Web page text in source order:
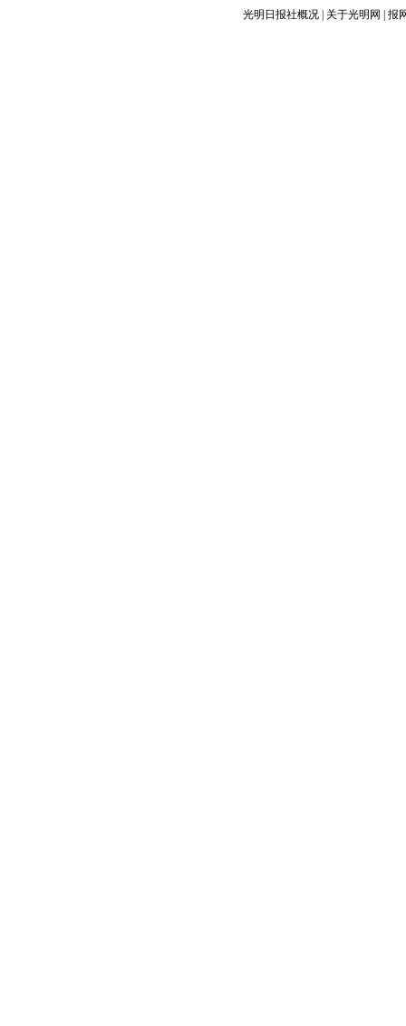
光明日报社概况 关于光明网 报